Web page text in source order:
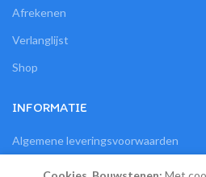
Afrekenen
Verlanglijst
Shop
INFORMATIE
Algemene leveringsvoorwaarden